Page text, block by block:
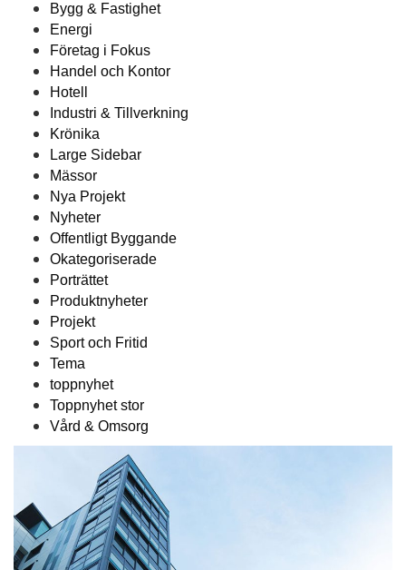
Bygg & Fastighet
Energi
Företag i Fokus
Handel och Kontor
Hotell
Industri & Tillverkning
Krönika
Large Sidebar
Mässor
Nya Projekt
Nyheter
Offentligt Byggande
Okategoriserade
Porträttet
Produktnyheter
Projekt
Sport och Fritid
Tema
toppnyhet
Toppnyhet stor
Vård & Omsorg